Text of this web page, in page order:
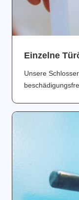
Einzelne
Unsere